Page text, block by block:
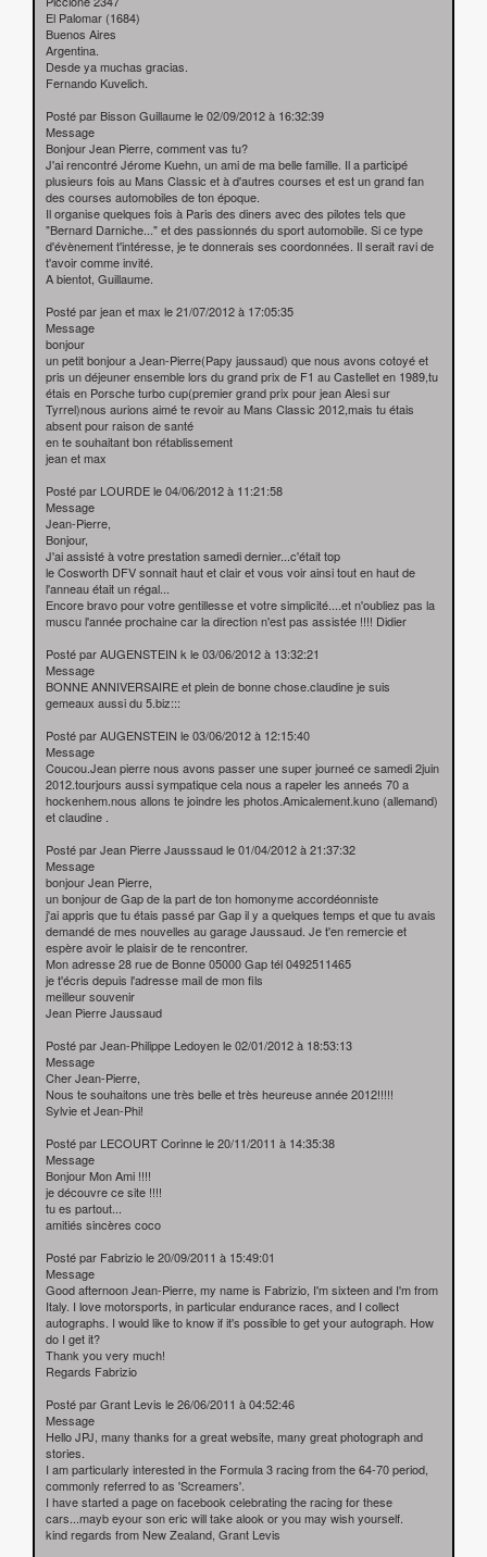
El Palomar (1684)
Buenos Aires
Argentina.
Desde ya muchas gracias.
Fernando Kuvelich.
Posté par Bisson Guillaume le 02/09/2012 à 16:32:39
Message
Bonjour Jean Pierre, comment vas tu?
J'ai rencontré Jérome Kuehn, un ami de ma belle famille. Il a participé
plusieurs fois au Mans Classic et à d'autres courses et est un grand fan
des courses automobiles de ton époque.
Il organise quelques fois à Paris des diners avec des pilotes tels que
"Bernard Darniche..." et des passionnés du sport automobile. Si ce type
d'évènement t'intéresse, je te donnerais ses coordonnées. Il serait ravi de
t'avoir comme invité.
A bientot, Guillaume.
Posté par jean et max le 21/07/2012 à 17:05:35
Message
bonjour
un petit bonjour a Jean-Pierre(Papy jaussaud) que nous avons cotoyé et
pris un déjeuner ensemble lors du grand prix de F1 au Castellet en 1989,tu
étais en Porsche turbo cup(premier grand prix pour jean Alesi sur
Tyrrel)nous aurions aimé te revoir au Mans Classic 2012,mais tu étais
absent pour raison de santé
en te souhaitant bon rétablissement
jean et max
Posté par LOURDE le 04/06/2012 à 11:21:58
Message
Jean-Pierre,
Bonjour,
J'ai assisté à votre prestation samedi dernier...c'était top
le Cosworth DFV sonnait haut et clair et vous voir ainsi tout en haut de
l'anneau était un régal...
Encore bravo pour votre gentillesse et votre simplicité....et n'oubliez pas la
muscu l'année prochaine car la direction n'est pas assistée !!!! Didier
Posté par AUGENSTEIN k le 03/06/2012 à 13:32:21
Message
BONNE ANNIVERSAIRE et plein de bonne chose.claudine je suis
gemeaux aussi du 5.biz:::
Posté par AUGENSTEIN le 03/06/2012 à 12:15:40
Message
Coucou.Jean pierre nous avons passer une super journeé ce samedi 2juin
2012.tourjours aussi sympatique cela nous a rapeler les anneés 70 a
hockenhem.nous allons te joindre les photos.Amicalement.kuno (allemand)
et claudine .
Posté par Jean Pierre Jausssaud le 01/04/2012 à 21:37:32
Message
bonjour Jean Pierre,
un bonjour de Gap de la part de ton homonyme accordéonniste
j'ai appris que tu étais passé par Gap il y a quelques temps et que tu avais
demandé de mes nouvelles au garage Jaussaud. Je t'en remercie et
espère avoir le plaisir de te rencontrer.
Mon adresse 28 rue de Bonne 05000 Gap tél 0492511465
je t'écris depuis l'adresse mail de mon fils
meilleur souvenir
Jean Pierre Jaussaud
Posté par Jean-Philippe Ledoyen le 02/01/2012 à 18:53:13
Message
Cher Jean-Pierre,
Nous te souhaitons une très belle et très heureuse année 2012!!!!!
Sylvie et Jean-Phi!
Posté par LECOURT Corinne le 20/11/2011 à 14:35:38
Message
Bonjour Mon Ami !!!!
je découvre ce site !!!!
tu es partout...
amitiés sincères coco
Posté par Fabrizio le 20/09/2011 à 15:49:01
Message
Good afternoon Jean-Pierre, my name is Fabrizio, I'm sixteen and I'm from
Italy. I love motorsports, in particular endurance races, and I collect
autographs. I would like to know if it's possible to get your autograph. How
do I get it?
Thank you very much!
Regards Fabrizio
Posté par Grant Levis le 26/06/2011 à 04:52:46
Message
Hello JPJ, many thanks for a great website, many great photograph and
stories.
I am particularly interested in the Formula 3 racing from the 64-70 period,
commonly referred to as 'Screamers'.
I have started a page on facebook celebrating the racing for these
cars...mayb eyour son eric will take alook or you may wish yourself.
kind regards from New Zealand, Grant Levis